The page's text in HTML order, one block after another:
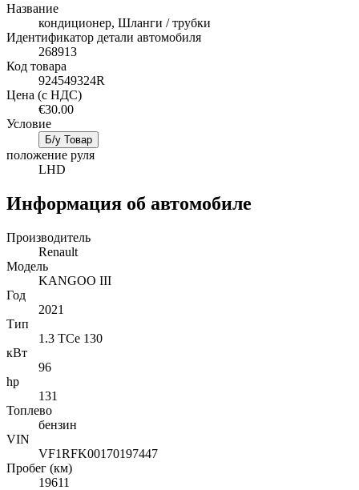
Название
кондиционер, Шланги / трубки
Идентификатор детали автомобиля
268913
Код товара
924549324R
Цена (с НДС)
€30.00
Условие
Б/у Товар
положение руля
LHD
Информация об автомобиле
Производитель
Renault
Mодель
KANGOO III
Год
2021
Тип
1.3 TCe 130
кВт
96
hp
131
Топлево
бензин
VIN
VF1RFK00170197447
Пробег (км)
19611